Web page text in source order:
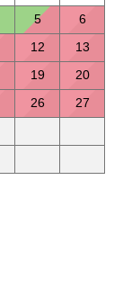
5
6
12
13
19
20
26
27